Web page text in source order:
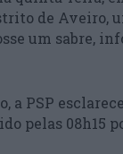
de Aveiro,
um sabre,
a PSP
pelas 08h15